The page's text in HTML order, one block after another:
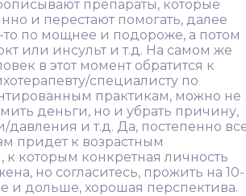
препараты, которые
и перестают помогать, далее
то по мощнее и подороже, а потом
или инсульт и т.д. На самом же
в этот момент обратится к
специалисту по
практикам, можно не
деньги, но и убрать причину,
давления и т.д. Да, постепенно
придет к возрастным
к которым конкретная личность
но согласитесь, прожить на 10-
и дольше, хорошая перспектива.